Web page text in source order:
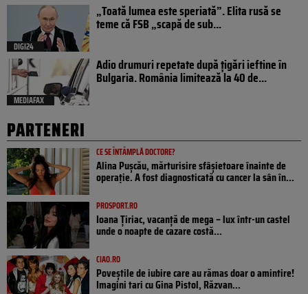
DIGI24
„Toată lumea este speriată”. Elita rusă se
teme că FSB „scapă de sub...
MEDIAFAX
Adio drumuri repetate după țigări ieftine în
Bulgaria. România limitează la 40 de...
PARTENERI
CE SE ÎNTÂMPLĂ DOCTORE?
Alina Pușcău, mărturisire sfâșietoare înainte de
operație. A fost diagnosticată cu cancer la sân în...
PROSPORT.RO
Ioana Țiriac, vacanță de mega – lux într-un castel
unde o noapte de cazare costă...
CIAO.RO
Poveştile de iubire care au rămas doar o amintire!
Imagini tari cu Gina Pistol, Răzvan...